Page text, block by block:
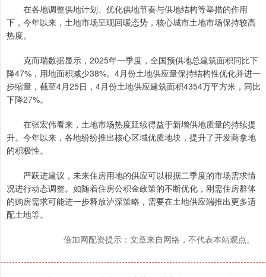
在各地调整供地计划、优化供地节奏与供地结构等举措的作用
下，今年以来，土地市场呈现回暖态势，核心城市土地市场保持较高
热度。
克而瑞数据显示，2025年一季度，全国预供地总建筑面积同比下
降47%，用地面积减少38%。4月份土地供应量保持结构性优化并进一
步缩量，截至4月25日，4月份土地供应建筑面积4354万平方米，同比
下降27%。
在张宏伟看来，土地市场热度延续得益于新增供地质量的持续提
升。今年以来，各地纷纷推出核心区域优质地块，提升了开发商拿地
的积极性。
严跃进建议，未来住房用地的供应可以根据二季度的市场需求情
况进行动态调整。如随着住房公积金政策的不断优化，刚需住房群体
的购房需求可能进一步释放泸深策略，需要在土地供应端推出更多适
配土地等。
倍加网配资提示：文章来自网络，不代表本站观点。